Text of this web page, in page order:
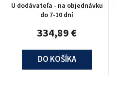
U dodávateľa - na objednávku
do 7-10 dní
334,89 €
DO KOŠÍKA